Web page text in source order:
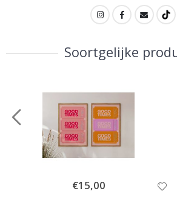
Soortgelijke
Special
Price
€15,00